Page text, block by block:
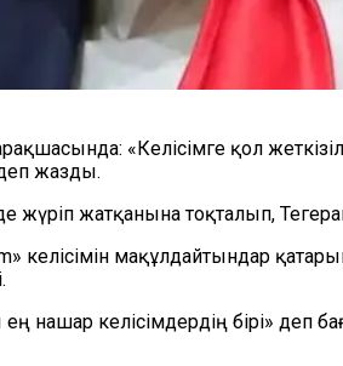
«Келісімге қол
жазды.
жатқанына тоқталып,
келісімін мақұлдайтындар
келісімдердің бірі» деп